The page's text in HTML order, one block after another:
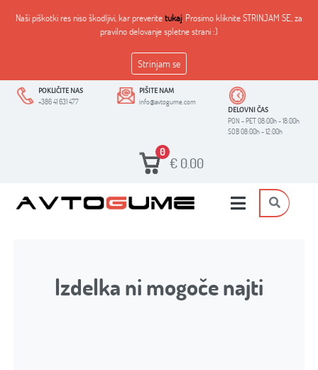
Naši piškotki res niso škodljivi, kar preveritetukaj. Prosimo kliknite STRINJAM SE, za
pravilno delovanje spletne strani :)
Strinjam se
POKLIČITE NAS
+386 41 631 477
PIŠITE NAM
info@avtogume.com
DELOVNI ČAS
PON - PET 08:00h - 18:00h
SOB 08:00h - 12:00h
0
€ 0.00
Izdelka ni mogoče najti